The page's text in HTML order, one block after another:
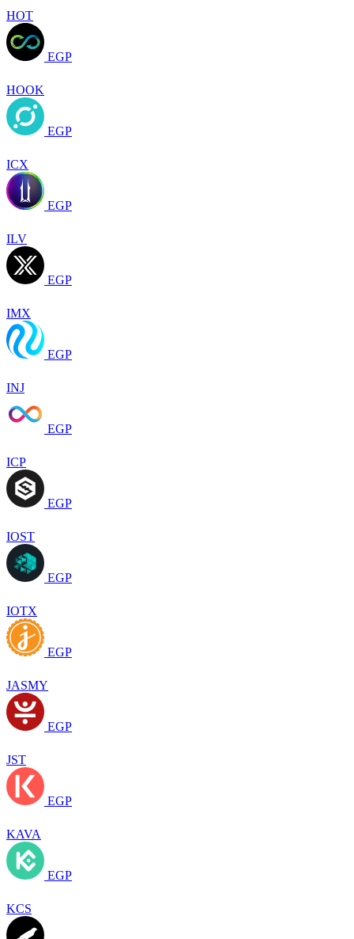
HOT
EGP
HOOK
EGP
ICX
EGP
ILV
EGP
IMX
EGP
INJ
EGP
ICP
EGP
IOST
EGP
IOTX
EGP
JASMY
EGP
JST
EGP
KAVA
EGP
KCS